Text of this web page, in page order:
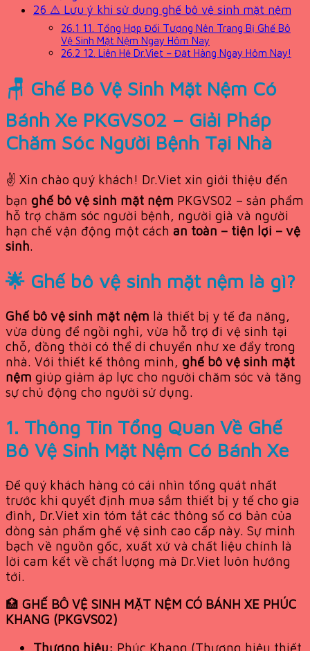
26 ⚠️ Lưu ý khi sử dụng ghế bô vệ sinh mặt nệm
26.1 11. Tổng Hợp Đối Tượng Nên Trang Bị Ghế Bô
Vệ Sinh Mặt Nệm Ngay Hôm Nay
26.2 12. Liên Hệ Dr.Viet – Đặt Hàng Ngay Hôm Nay!
🪑 Ghế Bô Vệ Sinh Mặt Nệm Có
Bánh Xe PKGVS02 – Giải Pháp
Chăm Sóc Người Bệnh Tại Nhà
✌️ Xin chào quý khách! Dr.Viet xin giới thiệu đến
bạn ghế bô vệ sinh mặt nệm PKGVS02 – sản phẩm
hỗ trợ chăm sóc người bệnh, người già và người
hạn chế vận động một cách an toàn – tiện lợi – vệ
sinh.
🌟 Ghế bô vệ sinh mặt nệm là gì?
Ghế bô vệ sinh mặt nệm là thiết bị y tế đa năng,
vừa dùng để ngồi nghỉ, vừa hỗ trợ đi vệ sinh tại
chỗ, đồng thời có thể di chuyển như xe đẩy trong
nhà. Với thiết kế thông minh, ghế bô vệ sinh mặt
nệm giúp giảm áp lực cho người chăm sóc và tăng
sự chủ động cho người sử dụng.
1. Thông Tin Tổng Quan Về Ghế
Bô Vệ Sinh Mặt Nệm Có Bánh Xe
Để quý khách hàng có cái nhìn tổng quát nhất
trước khi quyết định mua sắm thiết bị y tế cho gia
đình, Dr.Viet xin tóm tắt các thông số cơ bản của
dòng sản phẩm ghế vệ sinh cao cấp này. Sự minh
bạch về nguồn gốc, xuất xứ và chất liệu chính là
lời cam kết về chất lượng mà Dr.Viet luôn hướng
tới.
🏥 GHẾ BÔ VỆ SINH MẶT NỆM CÓ BÁNH XE PHÚC
KHANG (PKGVS02)
Thương hiệu: Phúc Khang (Thương hiệu thiết